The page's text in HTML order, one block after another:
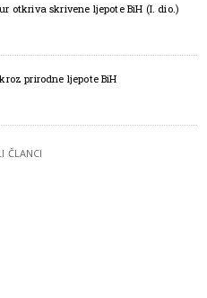
otkriva skrivene ljepote BiH (I. dio.)
prirodne ljepote BiH
ČLANCI